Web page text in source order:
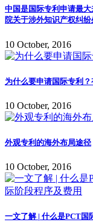
中国是国际专利申请最
院关于涉外知识产权纠
10 October, 2016
为什么要申请国际专利？
10 October, 2016
外观专利的海外布局途径
10 October, 2016
一文了解 | 什么是PCT国